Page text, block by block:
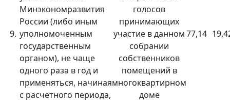
9.
Минэкономразвития
России (либо иным
уполномоченным
государственным
органом), не чаще
одного раза в год и
применяться, начиная
с расчетного периода,
голосов
принимающих
участие в данном
собрании
собственников
помещений в
многоквартирном
доме
77,14